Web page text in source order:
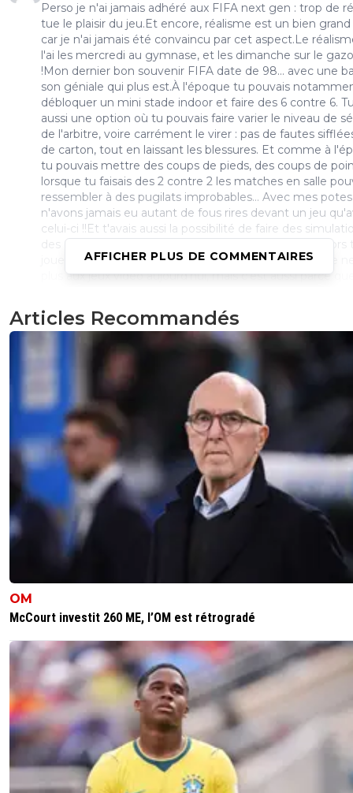
Perso je n'ai jamais adhéré aux FIFA next gen : trop de
tue le plaisir du jeu.Et encore, réalisme est un bien
car je n'ai jamais été convaincu par cet aspect.Le
l'ai les mercredi au gymnase, et les dimanche sur le
!Mon dernier bon souvenir FIFA date de 98... avec une
son géniale qui plus est.À l'époque tu pouvais
débloquer un mini stade indoor et faire des 6 contre 6.
aussi une option où tu pouvais faire varier le niveau de
de l'arbitre, voire carrément le virer : pas de fautes
de carton, tout en laissant les blessures. Et comme à
tu pouvais mettre des coups de pieds, des coups de
lorsque tu faisais des 2 contre 2 les matches en salle
ressembler à des pugilats improbables... Avec mes
n'avons jamais eu autant de fous rires devant un jeu
celui-ci !!Et t'avais aussi la possibilité de faire des
des cheat codes avec le mode "patate chaude" ou alors
joueurs avec des têtes comme des montgolfières...Je
plus aux jeux vidéo aujourd'hui, mais c'est aussi parce
nimp' me manque un peu. (C'était la minute nostalgie.)
0+ Répondre
07 juin 2016 à 13:30
merde tous les voleurs parte ça sans mauvais
+ Répondre
kirkyoyo-gandalf-le-rose 07 juin 2016 à 13:02 +425
faut pas s'attendre a une revolution. la comm et le
fonctionnent a fond. ça sera du classique.
Répondre
Oui mais suffisant pour laisser PES très loin
son trône perdu depuis 2008.
0+ Répondre
disqus_n9hPtvlUTy 07 juin 2016 à 12:59
Messi c fini a se qui parait james sera sur les jaquettes
+ Répondre
cobra-ol 07 juin 2016 à 12:23 0
AFFICHER PLUS DE COMMENTAIRES
Articles Recommandés
OM
McCourt investit 260 ME, l’OM est rétrogradé